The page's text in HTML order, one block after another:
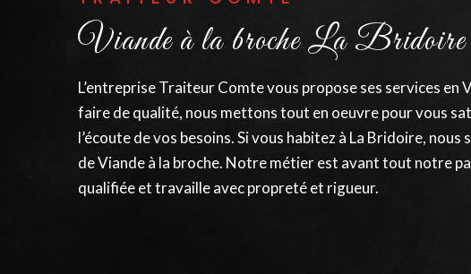
Viande à la broche La Bridoire
L’entreprise Traiteur Comte vous propose ses services en
faire de qualité, nous mettons tout en oeuvre pour vous
l’écoute de vos besoins. Si vous habitez à La Bridoire,
de Viande à la broche. Notre métier est avant tout notre
qualifiée et travaille avec propreté et rigueur.